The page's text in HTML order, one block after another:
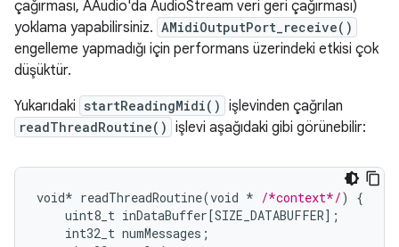
çağırması, AAudio'da AudioStream veri geri çağırması)
yoklama yapabilirsiniz. AMidiOutputPort_receive()
engelleme yapmadığı için performans üzerindeki etkisi çok
düşüktür.
Yukarıdaki startReadingMidi() işlevinden çağrılan
readThreadRoutine() işlevi aşağıdaki gibi görünebilir:
void* readThreadRoutine(void * /*context*/)
{
uint8_t inDataBuffer [SIZE_DATABUFFER] ;
int32_t numMessages ;